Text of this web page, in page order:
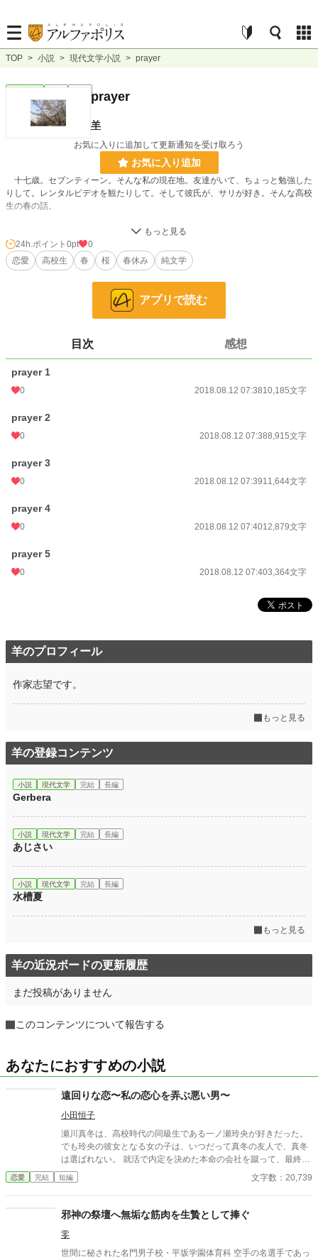
TOP > 小説 > 現代文学小説 > prayer
prayer
羊
お気に入りに追加して更新通知を受け取ろう
お気に入り追加
十七歳。セブンティーン。そんな私の現在地。友達がいて、ちょっと勉強した
りして。レンタルビデオを観たりして。そして彼氏が、サリが好き。そんな高校
生の春の話。
228,718 位 / 228,718 件
現代文学 9,620 位 / 9,620 件
46,987
更新日時 2018.08.12 07:40
初回公開日時
週間ポイント
月間ポイント
年間ポイント
累計ポイント
24h.ポイント 0pt
0
恋愛
高校生 春 桜 春休み 純文学
アプリで読む
目次 感想
prayer 1
0 2018.08.12 07:3810,185文字
prayer 2
0 2018.08.12 07:388,915文字
prayer 3
0 2018.08.12 07:3911,644文字
prayer 4
0 2018.08.12 07:4012,879文字
prayer 5
0 2018.08.12 07:403,364文字
羊のプロフィール
作家志望です。
もっと見る
羊の登録コンテンツ
小説 現代文学 完結 長編
Gerbera
小説 現代文学 完結 長編
あじさい
小説 現代文学 完結 長編
水槽夏
もっと見る
羊の近況ボードの更新履歴
まだ投稿がありません
このコンテンツについて報告する
あなたにおすすめの小説
遠回りな恋〜私の恋心を弄ぶ悪い男〜
小田恒子
瀬川真冬は、高校時代の同級生である一ノ瀬玲央が好きだった。
でも玲央の彼女となる女の子は、いつだって真冬の友人で、真冬
は選ばれない。 就活で内定を決めた本命の会社を蹴って、最終的
には玲央の父が経営する会社へ就職をする。 そこには玲央がい
る。 それなのに、私は玲央に選ばれない…… そんなある日、玲央
２５歳 一ノ瀬玲央 ２５歳 ベリーズカフェからの作品転載分を若
干修正しております。 表紙は簡単表紙メーカーにて作成。 アルフ
恋愛 完結 短編 文字数：20,739
邪神の祭壇へ無垢な筋肉を生贄として捧ぐ
零
世間に秘された名門男子校・平坂学園体育科 空手の名選手であっ